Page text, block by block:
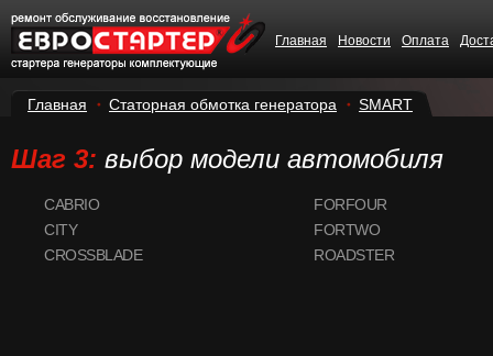
Главная Новости Оплата
Главная Статорная обмотка генератора SMART
Шаг 3: выбор модели автомобиля
CABRIO
CITY
CROSSBLADE
FORFOUR
FORTWO
ROADSTER